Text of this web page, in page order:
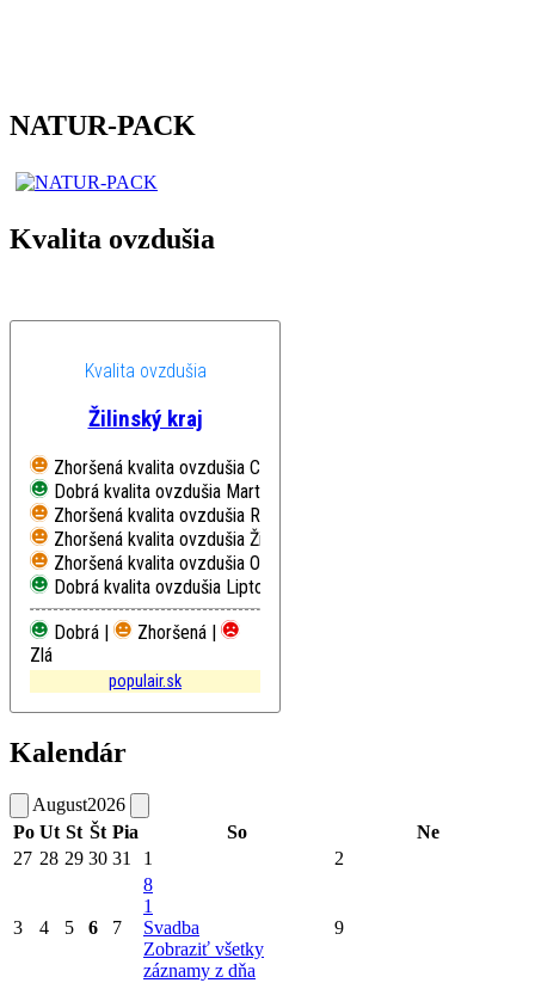
NATUR-PACK
Kvalita ovzdušia
Kvalita ovzdušia
Žilinský kraj
Zhoršená kvalita ovzdušia Chopok, EMEP
Dobrá kvalita ovzdušia Martin, Jesenského
Zhoršená kvalita ovzdušia Ružomberok, Riadok
Zhoršená kvalita ovzdušia Žilina, Obežná
Zhoršená kvalita ovzdušia Oščadnica
Dobrá kvalita ovzdušia Liptovský Mikuláš, Školská
Dobrá |
Zhoršená |
Zlá
populair.sk
Kalendár
August2026
Po Ut St Št Pia So
Ne
27 28 29 30 31 1 2
3 4 5 6 7
8
1
Svadba
Zobraziť všetky
záznamy z dňa
9